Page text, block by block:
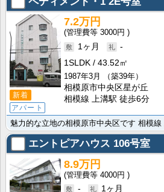
新着
アパート
7.2万円
3000円
1ヶ月
-
1SLDK
43.52㎡
1987年3月
（築39年）
相模原市中央区星が丘
相模線 上溝駅 徒歩6分
エントピアハウス 106号室
8.9万円
4000円
-
1ヶ月